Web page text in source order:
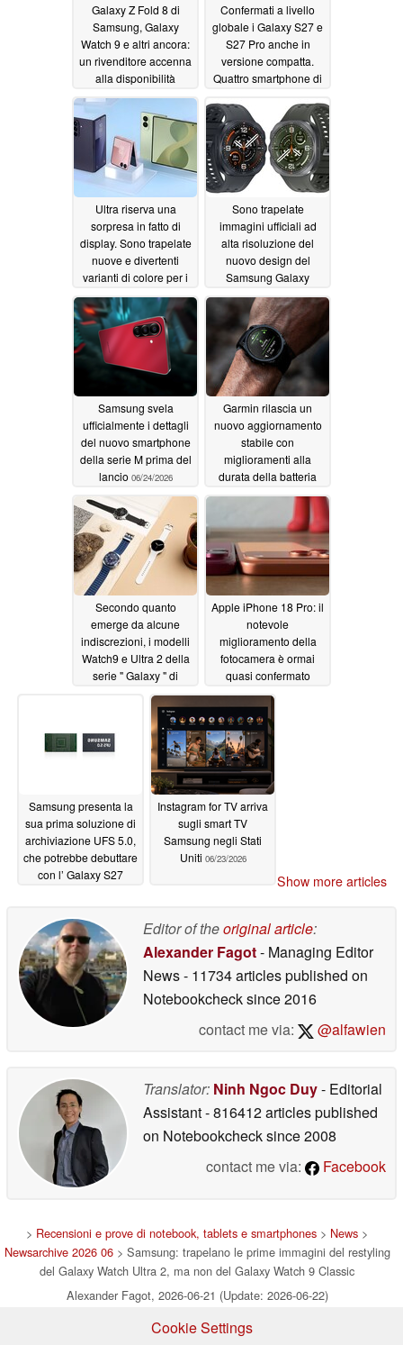
Galaxy Z Fold 8 di
Samsung, Galaxy
Watch 9 e altri ancora:
un rivenditore accenna
alla disponibilità
06/26/2026
Confermati a livello
globale i Galaxy S27 e
S27 Pro anche in
versione compatta.
Quattro smartphone di
arrivo nel 2027
06/25/2026
Ultra riserva una
sorpresa in fatto di
display. Sono trapelate
nuove e divertenti
varianti di colore per i
dispositivi pieghevoli
Samsung della serie "
Galaxy " del 2026
06/24/2026
Sono trapelate
immagini ufficiali ad
alta risoluzione del
nuovo design del
Samsung Galaxy
Watch Ultra 206/24/2026
Samsung svela
ufficialmente i dettagli
del nuovo smartphone
della serie M prima del
lancio 06/24/2026
Garmin rilascia un
nuovo aggiornamento
stabile con
miglioramenti alla
durata della batteria
per gli smartwatch di
06/24/2026
Secondo quanto
emerge da alcune
indiscrezioni, i modelli
Watch9 e Ultra 2 della
serie " Galaxy " di
Samsung saranno
disponibili in questi
06/24/2026
Apple iPhone 18 Pro: il
notevole
miglioramento della
fotocamera è ormai
quasi confermato
06/23/2026
Samsung presenta la
sua prima soluzione di
archiviazione UFS 5.0,
che potrebbe debuttare
con l’ Galaxy S27
Instagram for TV arriva
sugli smart TV
Samsung negli Stati
Uniti 06/23/2026
Show more articles
Editor of theoriginal article:
Alexander Fagot- Managing Editor
News- 11734 articles published on
Notebookchecksince 2016
contact me via:
@alfawien
Translator: Ninh Ngoc Duy- Editorial
Assistant- 816412 articles published
on Notebookchecksince 2008
contact me via:
Facebook
> Recensioni e prove di notebook, tablets e smartphones > News >
Newsarchive 2026 06> Samsung: trapelano le prime immagini del restyling
del Galaxy Watch Ultra 2, ma non del Galaxy Watch 9 Classic
Alexander Fagot, 2026-06-21 (Update: 2026-06-22)
Cookie Settings